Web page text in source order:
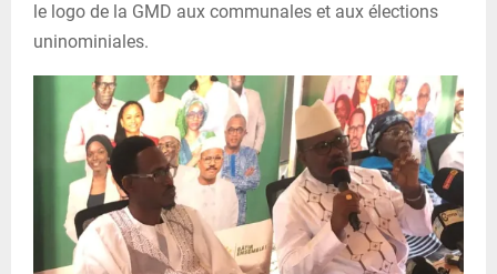
le logo de la GMD aux communales et aux élections
uninominiales.